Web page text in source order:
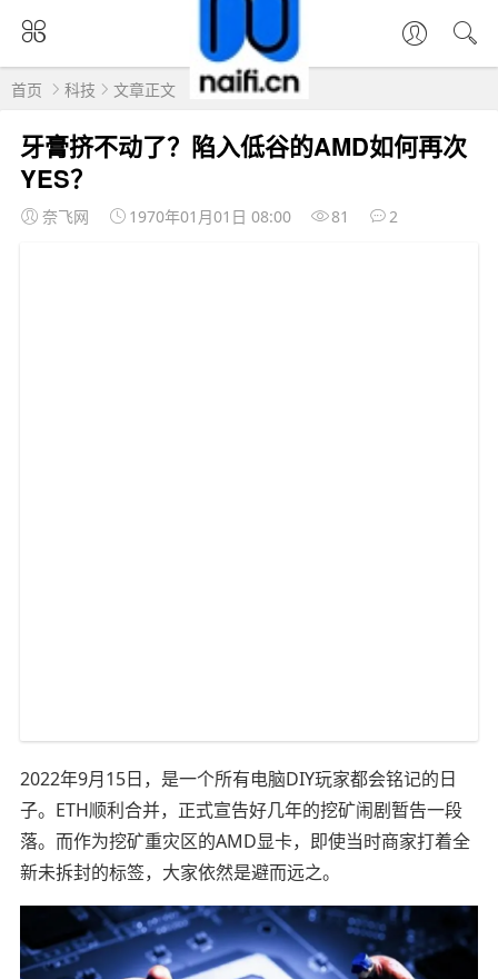
首页 科技 文章正文
牙膏挤不动了？陷入低谷的AMD如何再次
YES？
奈飞网 1970年01月01日 08:00 81 2
2022年9月15日，是一个所有电脑DIY玩家都会铭记的日
子。ETH顺利合并，正式宣告好几年的挖矿闹剧暂告一段
落。而作为挖矿重灾区的AMD显卡，即使当时商家打着全
新未拆封的标签，大家依然是避而远之。